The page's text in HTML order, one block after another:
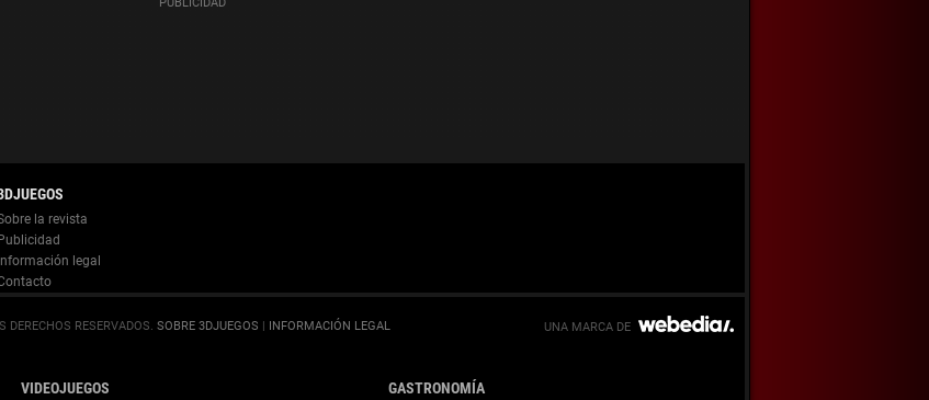
Información legal
. SOBRE 3DJUEGOS | INFORMACIÓN LEGAL
VIDEOJUEGOS GASTRONOMÍA